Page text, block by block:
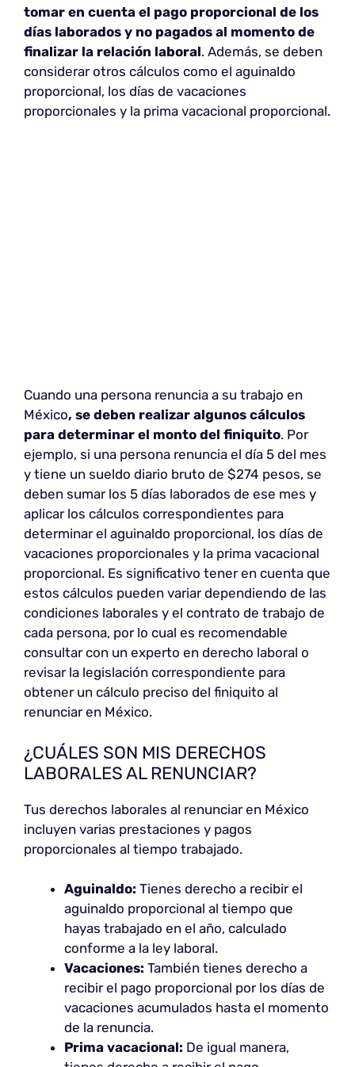
tomar en cuenta el pago proporcional de los
días laborados y no pagados al momento de
finalizar la relación laboral. Además, se deben
considerar otros cálculos como el aguinaldo
proporcional, los días de vacaciones
proporcionales y la prima vacacional proporcional.
Cuando una persona renuncia a su trabajo en
México, se deben realizar algunos cálculos
para determinar el monto del finiquito. Por
ejemplo, si una persona renuncia el día 5 del mes
y tiene un sueldo diario bruto de $274 pesos, se
deben sumar los 5 días laborados de ese mes y
aplicar los cálculos correspondientes para
determinar el aguinaldo proporcional, los días de
vacaciones proporcionales y la prima vacacional
proporcional. Es significativo tener en cuenta que
estos cálculos pueden variar dependiendo de las
condiciones laborales y el contrato de trabajo de
cada persona, por lo cual es recomendable
consultar con un experto en derecho laboral o
revisar la legislación correspondiente para
obtener un cálculo preciso del finiquito al
renunciar en México.
¿CUÁLES SON MIS DERECHOS
LABORALES AL RENUNCIAR?
Tus derechos laborales al renunciar en México
incluyen varias prestaciones y pagos
proporcionales al tiempo trabajado.
Aguinaldo: Tienes derecho a recibir el
aguinaldo proporcional al tiempo que
hayas trabajado en el año, calculado
conforme a la ley laboral.
Vacaciones: También tienes derecho a
recibir el pago proporcional por los días de
vacaciones acumulados hasta el momento
de la renuncia.
Prima vacacional: De igual manera,